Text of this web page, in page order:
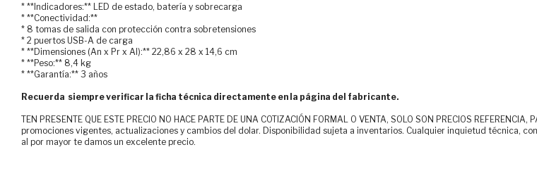
* **Indicadores:** LED de estado, batería y sobrecarga
* **Conectividad:**
* 8 tomas de salida con protección contra sobretensiones
* 2 puertos USB-A de carga
* **Dimensiones (An x Pr x Al):** 22,86 x 28 x 14,6 cm
* **Peso:** 8,4 kg
* **Garantía:** 3 años
Recuerda siempre verificar la ficha técnica directamente en la página del fabricante.
TEN PRESENTE QUE ESTE PRECIO NO HACE PARTE DE UNA COTIZACIÓN FORMAL O VENTA, SOLO SON PRECIOS
promociones vigentes, actualizaciones y cambios del dolar. Disponibilidad sujeta a inventarios. Cualquier inquietud técnica,
al por mayor te damos un excelente precio.